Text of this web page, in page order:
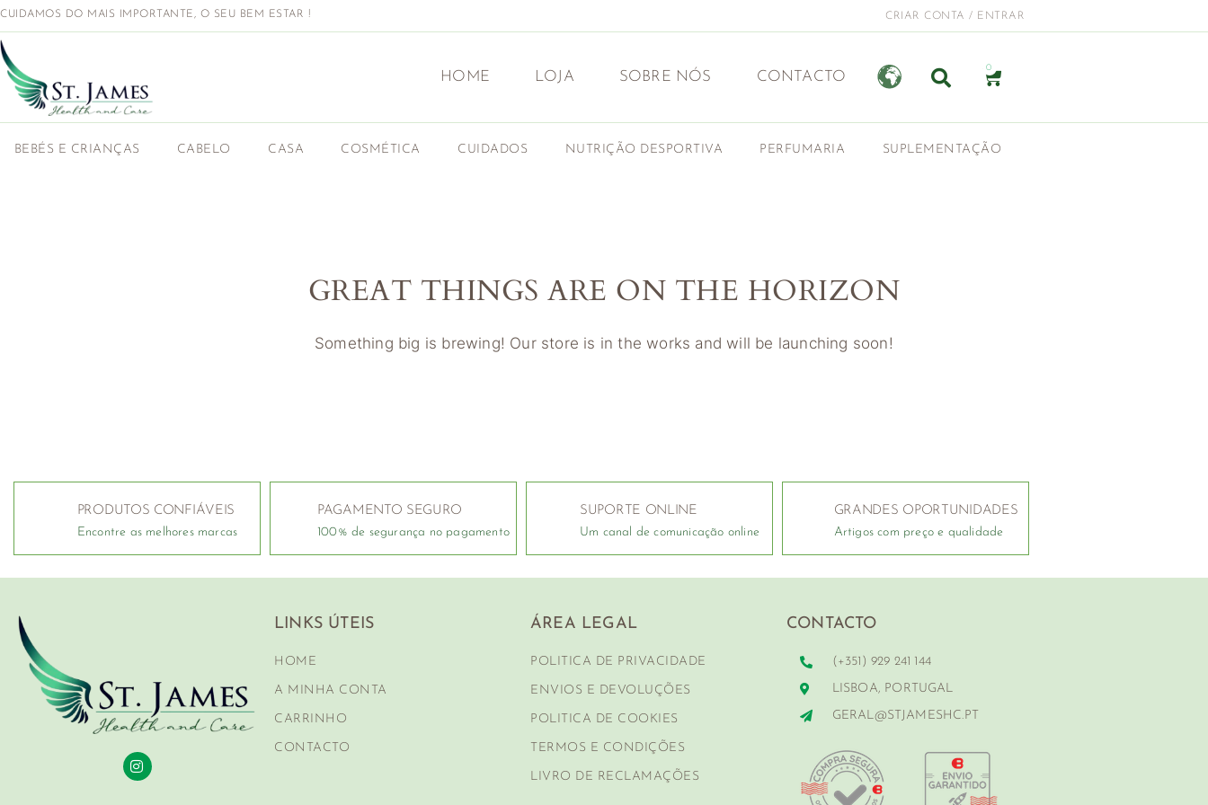
CUIDAMOS DO MAIS IMPORTANTE, O SEU BEM ESTAR ! CRIAR CONTA / ENTRAR
HOME LOJA SOBRE NÓS CONTACTO
0
BEBÉS E CRIANÇAS CABELO CASA COSMÉTICA CUIDADOS NUTRIÇÃO DESPORTIVA PERFUMARIA SUPLEMENTAÇÃO
GREAT THINGS ARE ON THE HORIZON
Something big is brewing! Our store is in the works and will be launching soon!
PRODUTOS CONFIÁVEIS
Encontre as melhores marcas
PAGAMENTO SEGURO
100% de segurança no pagamento
SUPORTE ONLINE
Um canal de comunicação online
GRANDES OPORTUNIDADES
Artigos com preço e qualidade
LINKS ÚTEIS
HOME
A MINHA CONTA
CARRINHO
CONTACTO
ÁREA LEGAL
POLITICA DE PRIVACIDADE
ENVIOS E DEVOLUÇÕES
POLITICA DE COOKIES
TERMOS E CONDIÇÕES
LIVRO DE RECLAMAÇÕES
CONTACTO
(+351) 929 241 144
LISBOA, PORTUGAL
GERAL@STJAMESHC.PT